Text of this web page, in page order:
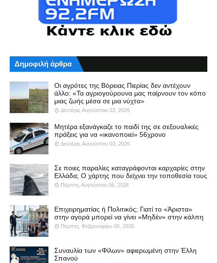
Δημοφιλή άρθρα
Οι αγρότες της Βόρειας Πιερίας δεν αντέχουν
άλλο: «Τα αγριογούρουνα μας παίρνουν τον κόπο
μιας ζωής μέσα σε μια νύχτα»
Δευτέρα, Αυγούστου 03, 2026
Μητέρα εξανάγκαζε το παιδί της σε σεξουαλικές
πράξεις για να «ικανοποιεί» 56χρονο
Δευτέρα, Αυγούστου 03, 2026
Σε ποιες παραλίες καταγράφονται καρχαρίες στην
Ελλάδα; Ο χάρτης που δείχνει την τοποθεσία τους
Πέμπτη, Αυγούστου 06, 2026
Επιχειρηματίας ή Πολιτικός; Γιατί το «Άριστα»
στην αγορά μπορεί να γίνει «Μηδέν» στην κάλπη
Πέμπτη, Φεβρουαρίου 05, 2026
Συναυλία των «Φίλων» αφιερωμένη στην Έλλη
Σπανού